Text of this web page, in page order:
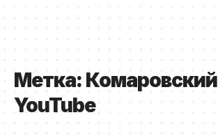
Метка: Комаровский
YouTube